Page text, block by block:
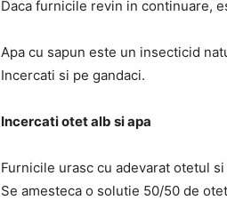
Daca furnicile revin in continuare,
Apa cu sapun este un insecticid
Incercati si pe gandaci.
Incercati otet alb si apa
Furnicile urasc cu adevarat otetul
Se amesteca o solutie 50/50 de